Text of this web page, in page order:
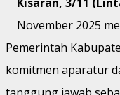
November 2025
Pemerintah
komitmen aparatur
tanggung jawab